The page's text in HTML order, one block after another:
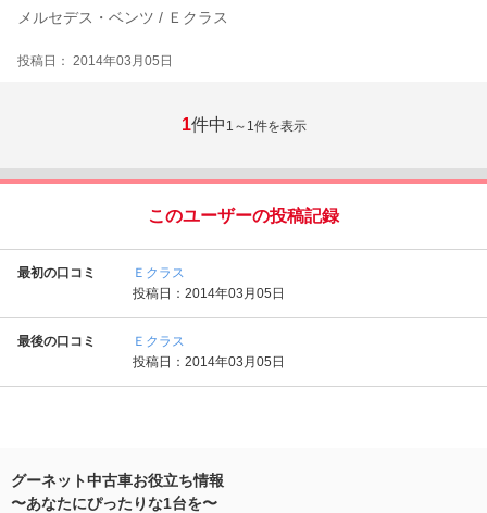
メルセデス・ベンツ / Ｅクラス
投稿日： 2014年03月05日
1件中 1～1件を表示
このユーザーの投稿記録
最初の口コミ
Ｅクラス
投稿日：2014年03月05日
最後の口コミ
Ｅクラス
投稿日：2014年03月05日
グーネット中古車お役立ち情報
〜あなたにぴったりな1台を〜